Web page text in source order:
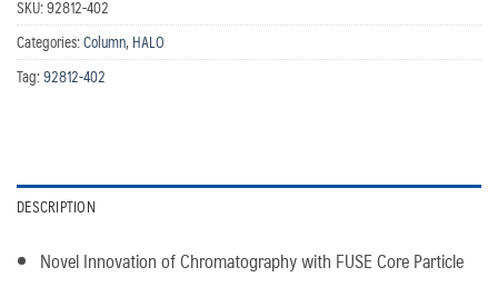
SKU:92812-402
Categories:Column, HALO
Tag:92812-402
DESCRIPTION
Novel Innovation of Chromatography with FUSE Core Particle